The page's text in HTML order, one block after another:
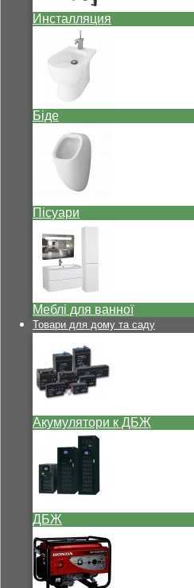
Инсталляция
Біде
Пісуари
Меблі для ванної
Товари для дому та саду
Акумулятори к ДБЖ
ДБЖ